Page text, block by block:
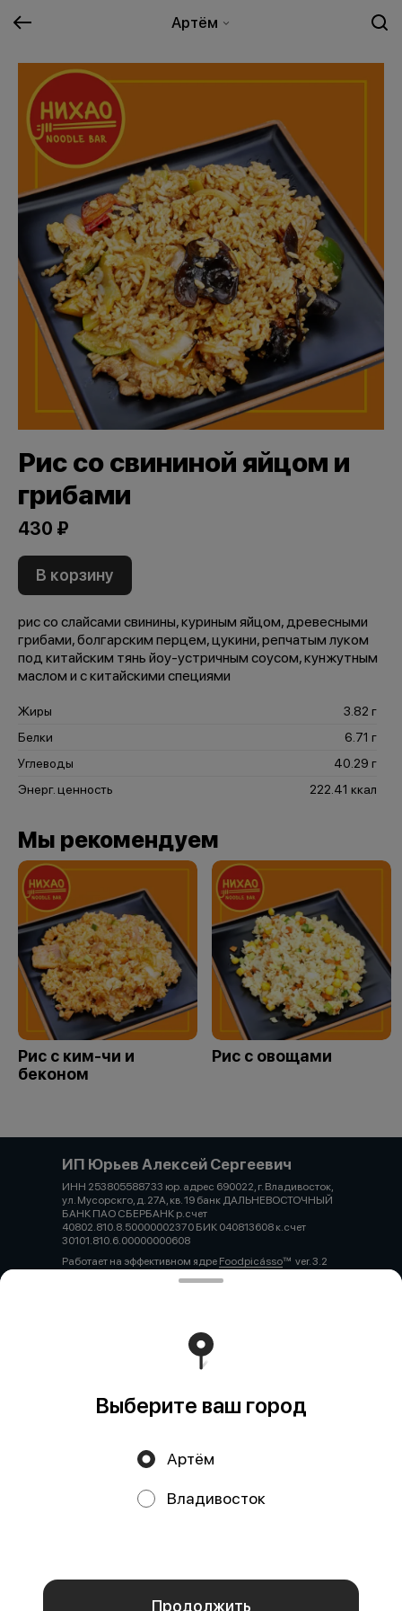
Артём
аналитических сервисов согласно нашейполитике
конфиденциальности
Рис со свининой яйцом и
грибами
430 ₽
В корзину
рис со слайсами свинины, куриным яйцом, древесными
грибами, болгарским перцем, цукини, репчатым луком
под китайским тянь йоу-устричным соусом, кунжутным
маслом и с китайскими специями
Жиры
3.82 г
Белки
6.71 г
Углеводы
40.29 г
Энерг. ценность
222.41 ккал
Мы рекомендуем
Рис с ким-чи и
беконом
Рис с овощами
ИП Юрьев Алексей Сергеевич
ИНН 253805588733 юр. адрес 690022, г. Владивосток,
ул. Мусорскго, д. 27А, кв. 19 банк ДАЛЬНЕВОСТОЧНЫЙ
БАНК ПАО СБЕРБАНК р.счет
40802.810.8.50000002370 БИК 040813608 к.счет
30101.810.6.00000000608
Работает на эффективном ядре Foodpicássover. 3.2
Политика конфиденциальности
Публичная оферта
Выберите ваш город
Артём
Владивосток